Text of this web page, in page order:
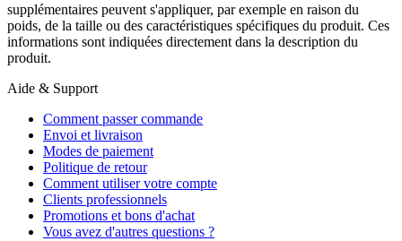
supplémentaires peuvent s'appliquer, par exemple en raison du
poids, de la taille ou des caractéristiques spécifiques du produit. Ces
informations sont indiquées directement dans la description du
produit.
Aide & Support
Comment passer commande
Envoi et livraison
Modes de paiement
Politique de retour
Comment utiliser votre compte
Clients professionnels
Promotions et bons d'achat
Vous avez d'autres questions ?